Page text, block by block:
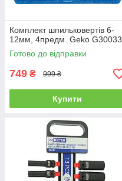
Комплект шпильковертів 6-
12мм, 4предм. Geko G30033
Готово до відправки
749 ₴ 999 ₴
Купити